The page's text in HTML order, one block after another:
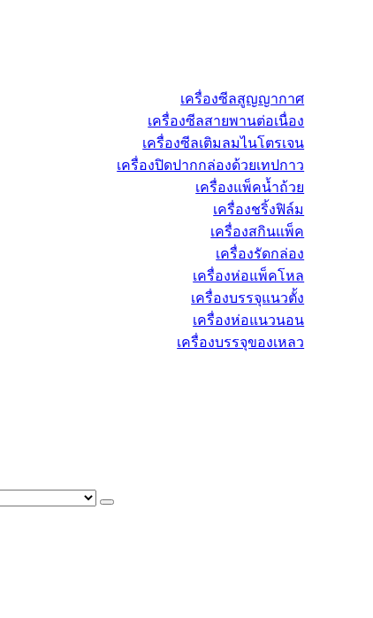
เครื่องซีลสูญญากาศ
เครื่องซีลสายพานต่อเนื่อง
เครื่องซีลเติมลมไนโตรเจน
เครื่องปิดปากกล่องด้วยเทปกาว
เครื่องแพ็คน้ำถ้วย
เครื่องชริ้งฟิล์ม
เครื่องสกินแพ็ค
เครื่องรัดกล่อง
เครื่องห่อแพ็คโหล
เครื่องบรรจุแนวตั้ง
เครื่องห่อแนวนอน
เครื่องบรรจุของเหลว